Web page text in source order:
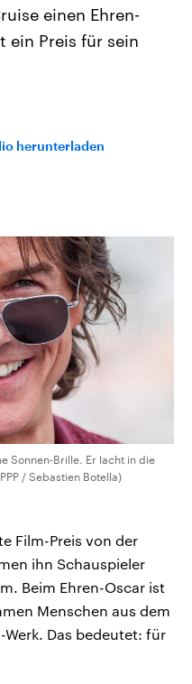
einen Ehren-
ein Preis für sein
herunterladen
Sonnen-Brille. Er lacht in die
/ Sebastien Botella)
Film-Preis von der
ihn Schauspieler
Beim Ehren-Oscar ist
Menschen aus dem
Das bedeutet: für